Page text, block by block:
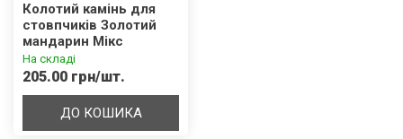
Колотий камінь для
стовпчиків Золотий
мандарин Мікс
(350х180х150)
На складі
205.00 грн/шт.
ДО КОШИКА